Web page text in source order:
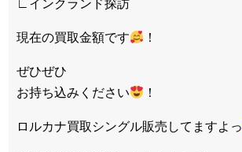
∟インクランド探訪
現在の買取金額です ！
ぜひぜひ
お持ち込みください
！
ロルカナ買取シングル販売してますよっ